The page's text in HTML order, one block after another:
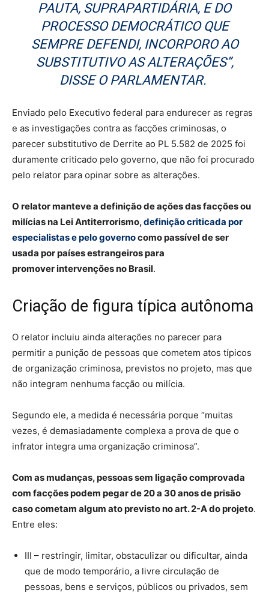
PAUTA, SUPRAPARTIDÁRIA, E DO
PROCESSO DEMOCRÁTICO QUE
SEMPRE DEFENDI, INCORPORO AO
SUBSTITUTIVO AS ALTERAÇÕES”,
DISSE O PARLAMENTAR.
Enviado pelo Executivo federal para endurecer as regras
e as investigações contra as facções criminosas, o
parecer substitutivo de Derrite ao PL 5.582 de 2025 foi
duramente criticado pelo governo, que não foi procurado
pelo relator para opinar sobre as alterações.
O relator manteve a definição de ações das facções ou
milícias na Lei Antiterrorismo,definição criticada por
especialistas e pelo governocomo passível de ser
usada por países estrangeiros para
promover intervenções no Brasil.
Criação de figura típica autônoma
O relator incluiu ainda alterações no parecer para
permitir a punição de pessoas que cometem atos típicos
de organização criminosa, previstos no projeto, mas que
não integram nenhuma facção ou milícia.
Segundo ele, a medida é necessária porque “muitas
vezes, é demasiadamente complexa a prova de que o
infrator integra uma organização criminosa”.
Com as mudanças, pessoas sem ligação comprovada
com facções podem pegar de 20 a 30 anos de prisão
caso cometam algum ato previsto no art. 2-A do projeto.
Entre eles:
III – restringir, limitar, obstaculizar ou dificultar, ainda
que de modo temporário, a livre circulação de
pessoas, bens e serviços, públicos ou privados, sem